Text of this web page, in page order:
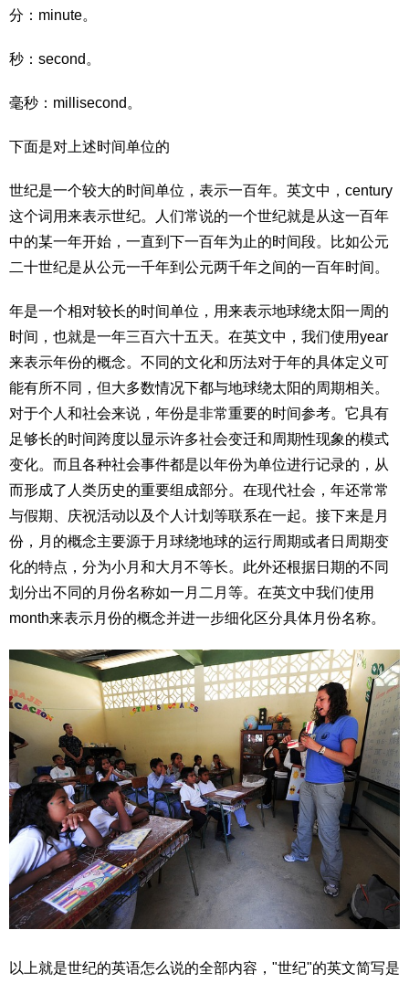
分：minute。
秒：second。
毫秒：millisecond。
下面是对上述时间单位的
世纪是一个较大的时间单位，表示一百年。英文中，century
这个词用来表示世纪。人们常说的一个世纪就是从这一百年
中的某一年开始，一直到下一百年为止的时间段。比如公元
二十世纪是从公元一千年到公元两千年之间的一百年时间。
年是一个相对较长的时间单位，用来表示地球绕太阳一周的
时间，也就是一年三百六十五天。在英文中，我们使用year
来表示年份的概念。不同的文化和历法对于年的具体定义可
能有所不同，但大多数情况下都与地球绕太阳的周期相关。
对于个人和社会来说，年份是非常重要的时间参考。它具有
足够长的时间跨度以显示许多社会变迁和周期性现象的模式
变化。而且各种社会事件都是以年份为单位进行记录的，从
而形成了人类历史的重要组成部分。在现代社会，年还常常
与假期、庆祝活动以及个人计划等联系在一起。接下来是月
份，月的概念主要源于月球绕地球的运行周期或者日周期变
化的特点，分为小月和大月不等长。此外还根据日期的不同
划分出不同的月份名称如一月二月等。在英文中我们使用
month来表示月份的概念并进一步细化区分具体月份名称。
以上就是世纪的英语怎么说的全部内容，"世纪"的英文简写是